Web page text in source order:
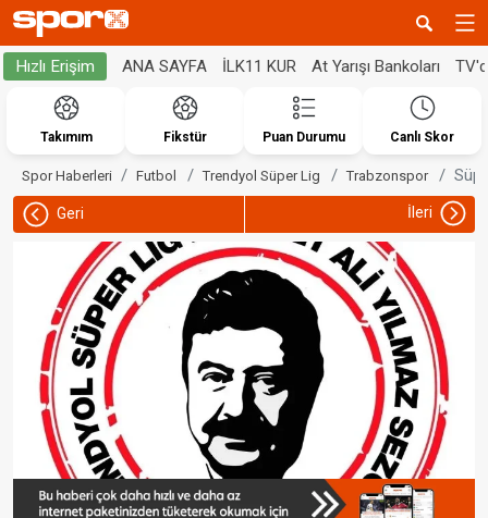
Hızlı Erişim ANA SAYFA İLK11 KUR At Yarışı Bankoları
Takımım Fikstür Puan Durumu Canlı Skor
Spor Haberleri Futbol Trendyol Süper Lig Trabzonspor
Geri İleri